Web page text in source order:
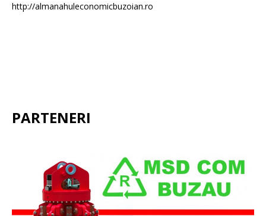
http://almanahuleconomicbuzoian.ro
PARTENERI